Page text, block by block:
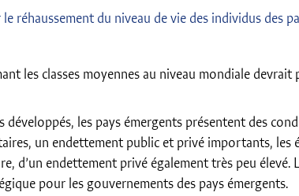
réhaussement du niveau de vie des individus des
les classes moyennes au niveau mondiale
les pays émergents présentent des
un endettement public et privé importants, les
endettement privé également très peu élevé.
pour les gouvernements des pays émergents.